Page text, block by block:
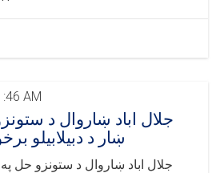
AM
جلال اباد ښاروال د
ښار د دبيلابيلو
جلال اباد ښاروال د ستونزو حل په